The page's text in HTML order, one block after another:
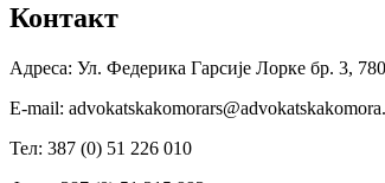
Контакт
Адреса: Ул. Федерика Гарсије Лорке бр. 3,
Е-mail:
Тел: 387 (0) 51 226 010